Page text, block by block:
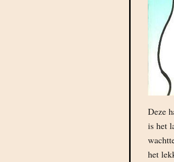
Deze
is het
het